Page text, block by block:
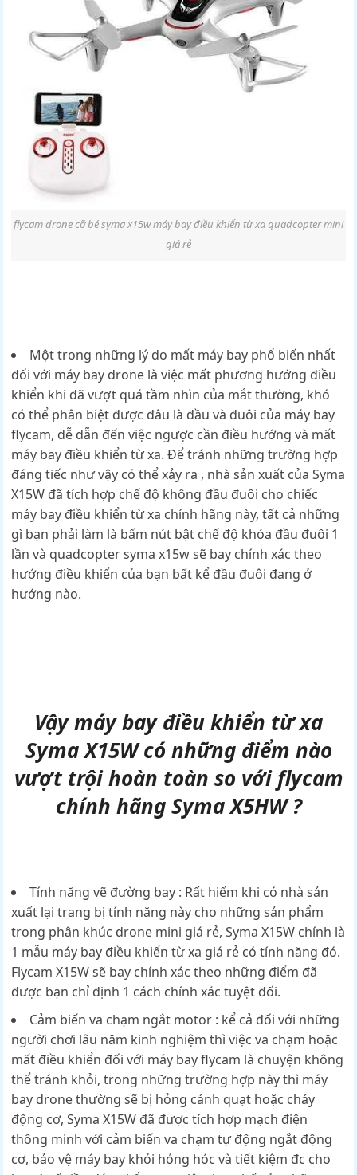
flycam drone cỡ bé syma x15w máy bay điều khiển từ xa quadcopter mini
giá rẻ
Một trong những lý do mất máy bay phổ biến nhất
đối với máy bay drone là việc mất phương hướng điều
khiển khi đã vượt quá tầm nhìn của mắt thường, khó
có thể phân biệt được đâu là đầu và đuôi của máy bay
flycam, dễ dẫn đến việc ngược cần điều hướng và mất
máy bay điều khiển từ xa. Để tránh những trường hợp
đáng tiếc như vậy có thể xảy ra , nhà sản xuất của Syma
X15W đã tích hợp chế độ không đầu đuôi cho chiếc
máy bay điều khiển từ xa chính hãng này, tất cả những
gì bạn phải làm là bấm nút bật chế độ khóa đầu đuôi 1
lần và quadcopter syma x15w sẽ bay chính xác theo
hướng điều khiển của bạn bất kể đầu đuôi đang ở
hướng nào.
Vậy máy bay điều khiển từ xa
SymaX15W có những điểm nào
vượt trội hoàn toàn so với flycam
chính hãng Syma X5HW ?
Tính năng vẽ đường bay : Rất hiếm khi có nhà sản
xuất lại trang bị tính năng này cho những sản phẩm
trong phân khúc drone mini giá rẻ, Syma X15W chính là
1 mẫu máy bay điều khiển từ xa giá rẻ có tính năng đó.
Flycam X15W sẽ bay chính xác theo những điểm đã
được bạn chỉ định 1 cách chính xác tuyệt đối.
Cảm biến va chạm ngắt motor : kể cả đối với những
người chơi lâu năm kinh nghiệm thì việc va chạm hoặc
mất điều khiển đối với máy bay flycam là chuyện không
thể tránh khỏi, trong những trường hợp này thì máy
bay drone thường sẽ bị hỏng cánh quạt hoặc cháy
động cơ, Syma X15W đã được tích hợp mạch điện
thông minh với cảm biến va chạm tự động ngắt động
cơ, bảo vệ máy bay khỏi hỏng hóc và tiết kiệm đc cho